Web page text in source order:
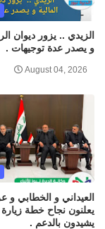
الزيدي .. يزور ديوان
و يصدر عدة توجيهات .
August 04, 2026
العيداني و الخطابي و
يعلنون نجاح خطة زيارة
يشيدون بالدعم .